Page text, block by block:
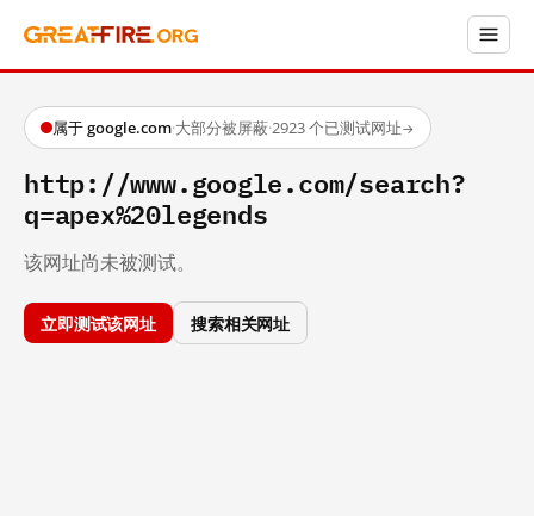
属于 google.com·大部分被屏蔽·2923 个已测试网址→
http://www.google.com/search?
q=apex%20legends
该网址尚未被测试。
立即测试该网址 搜索相关网址